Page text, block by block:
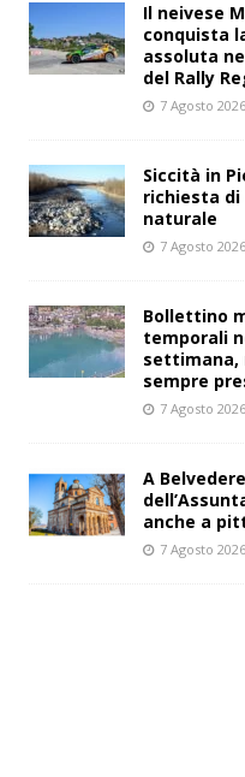
Il neivese
conquista
assoluta
del Rally
7 Agosto 2026
Siccità in
richiesta
naturale
7 Agosto 2026
Bollettino
temporali
settimana,
sempre
7 Agosto 2026
A
anche a
7 Agosto 2026